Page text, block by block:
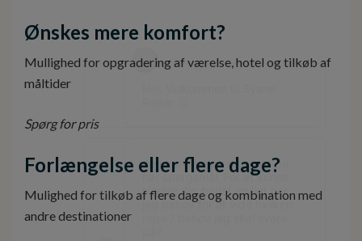
Ønskes mere komfort?
Mullighed for opgradering af værelse, hotel og tilkøb af
måltider
Spørg for pris
Forlængelse eller flere dage?
Mulighed for tilkøb af flere dage og kombination med
andre destinationer